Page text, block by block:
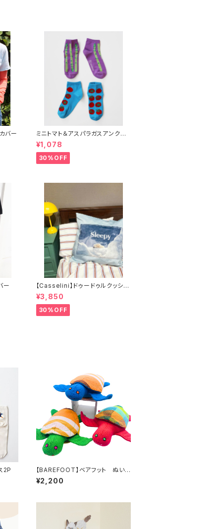
バー
ミニトマト＆アスパラガスアンクル
ソックス 2P
¥1,078
30%OFF
ー
【Casselini】ドゥードゥルクッショ
ンカバー
¥3,850
30%OFF
2P
【BAREFOOT】ベアフット ぬいぐ
るみ カメ S
¥2,200